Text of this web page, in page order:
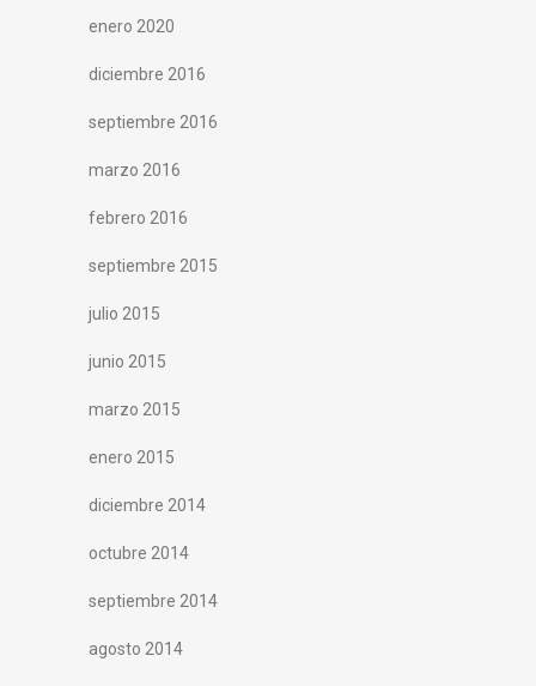
enero 2020
diciembre 2016
septiembre 2016
marzo 2016
febrero 2016
septiembre 2015
julio 2015
junio 2015
marzo 2015
enero 2015
diciembre 2014
octubre 2014
septiembre 2014
agosto 2014